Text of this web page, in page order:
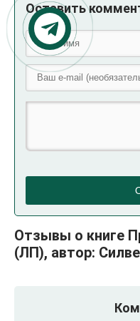
Оставить
Отзывы о книге
(ЛП), автор: